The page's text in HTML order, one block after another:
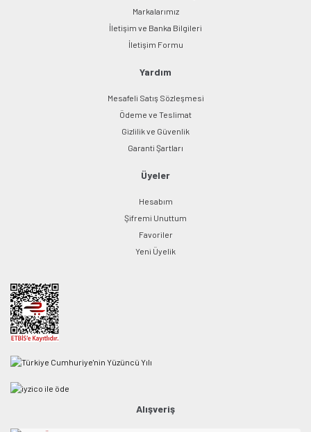
Gönder
Markalarımız
İletişim ve Banka Bilgileri
İletişim Formu
Yardım
Mesafeli Satış Sözleşmesi
Ödeme ve Teslimat
Gizlilik ve Güvenlik
Garanti Şartları
Üyeler
Hesabım
Şifremi Unuttum
Favoriler
Yeni Üyelik
Alışveriş